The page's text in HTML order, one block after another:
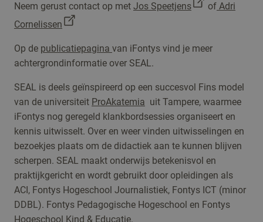
Neem gerust contact op met Jos Speetjens of Adri
Cornelissen
Op de publicatiepagina van iFontys vind je meer
achtergrondinformatie over SEAL.
SEAL is deels geïnspireerd op een succesvol Fins model
van de universiteit ProAkatemia uit Tampere, waarmee
iFontys nog geregeld klankbordsessies organiseert en
kennis uitwisselt. Over en weer vinden uitwisselingen en
bezoekjes plaats om de didactiek aan te kunnen blijven
scherpen. SEAL maakt onderwijs betekenisvol en
praktijkgericht en wordt gebruikt door opleidingen als
ACI, Fontys Hogeschool Journalistiek, Fontys ICT (minor
DDBL). Fontys Pedagogische Hogeschool en Fontys
Hogeschool Kind & Educatie.